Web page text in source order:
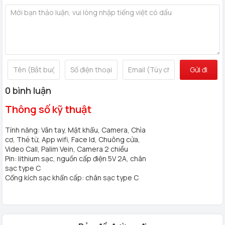
Tên sản
Khóa vân tay cửa gỗ tự động Hyundai HY-
SLA101 CNC Amber Gold
Chất liệu
Titan CNC Amber Gold cao cấp, bề mặt sơn
tĩnh điện, lớp mạ Anode chống xước
Phương
thức mở
khóa
cửa
Độ dày > 40mm; Độ rộng đố cửa ≥ 80mm
Ứng dụng
quản lý
App Wifi (Hỗ trợ iOS và Android)
Tính năng
mở rộng
số ảo 32 ký tự
Gửi đi
0 bình luận
Thông số kỹ thuật
Tính năng: Vân tay, Mật khẩu, Camera, Chìa
cơ, Thẻ từ, App wifi, Face Id, Chuông cửa,
Video Call, Palim Vein, Camera 2 chiều
Pin: lithium sạc, nguồn cấp điện 5V 2A, chân
sạc type C
Cổng kích sạc khẩn cấp: chân sạc type C